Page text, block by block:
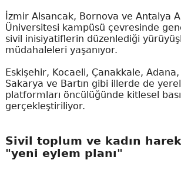
İzmir Alsancak, Bornova ve Antalya
Üniversitesi kampüsü çevresinde
sivil inisiyatiflerin düzenlediği
müdahaleleri yaşanıyor.
Eskişehir, Kocaeli, Çanakkale,
Sakarya ve Bartın gibi illerde de
platformları öncülüğünde kitlesel
gerçekleştiriliyor.
Sivil toplum ve kadın
"yeni eylem planı"